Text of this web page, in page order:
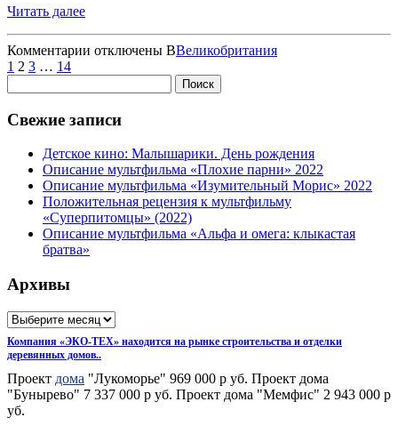
Читать далее
Комментарии к
Санту
отключены ВВеликобритания
Пагинация
записей
1 2 3 … 14
Свежие записи
Детское кино: Малышарики. День рождения
Описание мультфильма «Плохие парни» 2022
Описание мультфильма «Изумительный Морис» 2022
Положительная рецензия к мультфильму
«Суперпитомцы» (2022)
Описание мультфильма «Альфа и омега: клыкастая
братва»
Архивы
Архивы
Компания «ЭКО-ТЕХ» находится на рынке строительства и отделки
деревянных домов..
Проект дома "Лукоморье" 969 000 р уб. Проект дома
"Бунырево" 7 337 000 р уб. Проект дома "Мемфис" 2 943 000 р
уб.